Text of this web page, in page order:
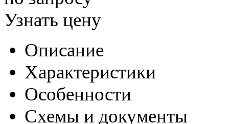
Узнать цену
Описание
Характеристики
Особенности
Схемы и документы